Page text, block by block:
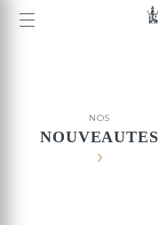
NOS
NOUVEAUTES